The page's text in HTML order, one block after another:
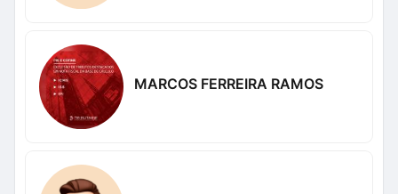
MARCOS FERREIRA RAMOS